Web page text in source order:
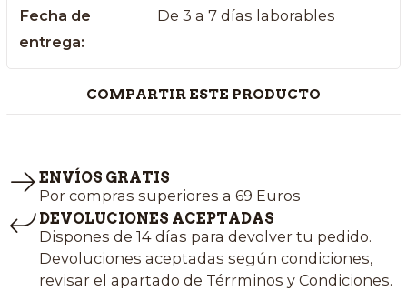
Fecha de
entrega:
De 3 a 7 días laborables
COMPARTIR ESTE PRODUCTO
ENVÍOS GRATIS
Por compras superiores a 69 Euros
DEVOLUCIONES ACEPTADAS
Dispones de 14 días para devolver tu pedido.
Devoluciones aceptadas según condiciones,
revisar el apartado de Térrminos y Condiciones.